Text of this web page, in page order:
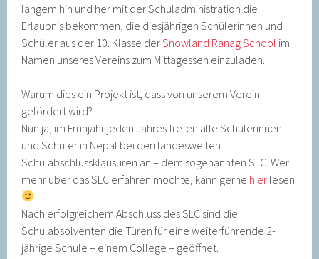
langem hin und her mit der Schuladministration die
Erlaubnis bekommen, die diesjährigen Schülerinnen und
Schüler aus der 10. Klasse derSnowland Ranag School im
Namen unseres Vereins zum Mittagessen einzuladen.
Warum dies ein Projekt ist, dass von unserem Verein
gefördert wird?
Nun ja, im Frühjahr jeden Jahres treten alle Schülerinnen
und Schüler in Nepal bei den landesweiten
Schulabschlussklausuren an – dem sogenannten SLC. Wer
mehr über das SLC erfahren möchte, kann gerne hier lesen
Nach erfolgreichem Abschluss des SLC sind die
Schulabsolventen die Türen für eine weiterführende 2-
jährige Schule – einem College – geöffnet.